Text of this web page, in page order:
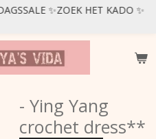
✨ZOEK HET KADO ✨
- Ying Yang
crochet dress**